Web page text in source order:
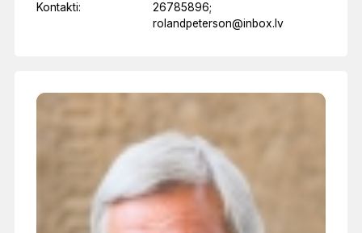
Kontakti:
26785896;
rolandpeterson@inbox.lv